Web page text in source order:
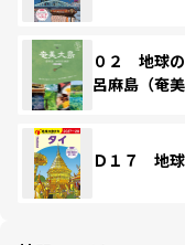
０２ 地球
呂麻島（奄
Ｄ１７ 地